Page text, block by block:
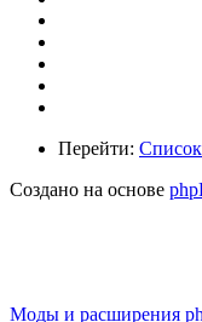
Перейти:
Создано на основе
Моды и расширения